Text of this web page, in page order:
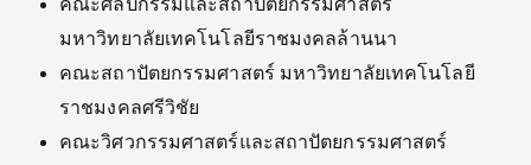
คณะศิลปกรรมและสถาปัตยกรรมศาสตร์
มหาวิทยาลัยเทคโนโลยีราชมงคลล้านนา
คณะสถาปัตยกรรมศาสตร์ มหาวิทยาลัยเทคโนโลยี
ราชมงคลศรีวิชัย
คณะวิศวกรรมศาสตร์และสถาปัตยกรรมศาสตร์